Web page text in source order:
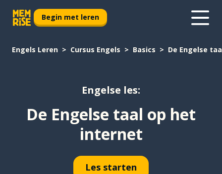
Begin met leren
Engels Leren Cursus Engels Basics De Engelse
Engelse les:
De Engelse taal op het
internet
Les starten